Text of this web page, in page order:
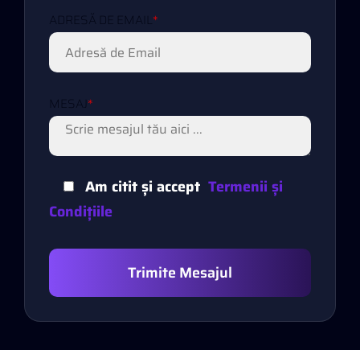
ADRESĂ DE EMAIL *
MESAJ *
Am citit și accept Termenii și
Condițiile
Trimite Mesajul